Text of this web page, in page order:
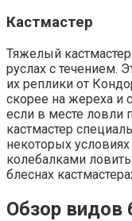
Кастмастер
Тяжелый
руслах с течением.
их реплики от
скорее на жереха и
если в месте ловли
кастмастер
некоторых
колебалками
блеснах
Обзор видов